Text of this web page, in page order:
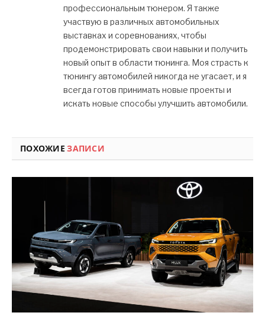
профессиональным тюнером. Я также
участвую в различных автомобильных
выставках и соревнованиях, чтобы
продемонстрировать свои навыки и получить
новый опыт в области тюнинга. Моя страсть к
тюнингу автомобилей никогда не угасает, и я
всегда готов принимать новые проекты и
искать новые способы улучшить автомобили.
ПОХОЖИЕЗАПИСИ